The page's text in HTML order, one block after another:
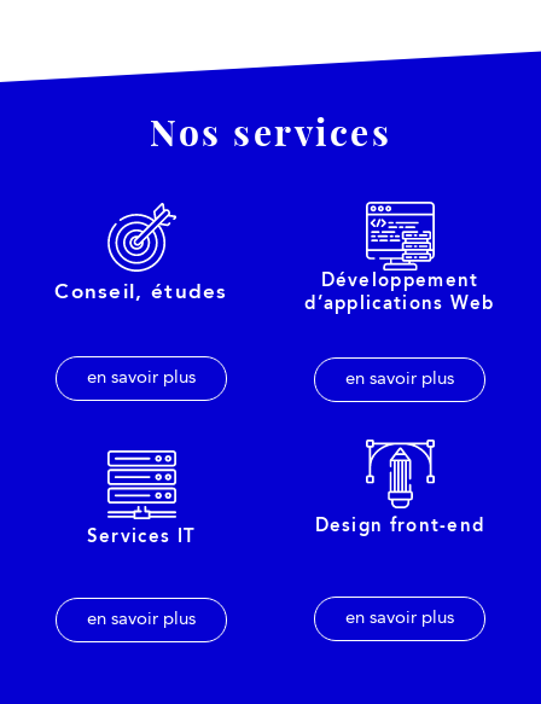
Nos services
Conseil, études
en savoir plus
Développement
d’applications Web
en savoir plus
Services IT
en savoir plus
Design front-end
en savoir plus